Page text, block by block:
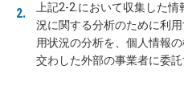
上記2-2.において収集した
況に関する分析のために利
用状況の分析を、個人情報
交わした外部の事業者に委託